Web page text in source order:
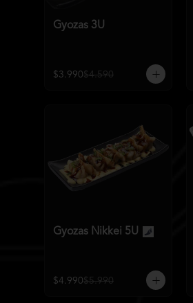
Gyozas 3U
$3.990$4.590
Gyozas Nikkei 5U
$4.990$5.990